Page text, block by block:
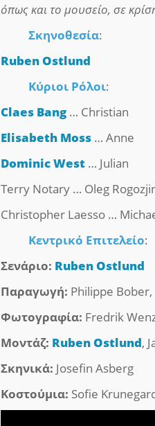
όπως και το μουσείο, σε
Σκηνοθεσία:
Ruben Ostlund
Κύριοι Ρόλοι:
Claes Bang … Christian
Elisabeth Moss … Anne
Dominic West … Julian
Terry Notary … Oleg
Christopher Laesso …
Κεντρικό Επιτελείο:
Σενάριο: Ruben Ostlund
Παραγωγή: Philippe
Φωτογραφία: Fredrik
Μοντάζ: Ruben Ostlund,
Σκηνικά: Josefin Asberg
Κοστούμια: Sofie